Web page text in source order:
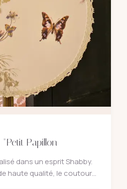
Papillon
dans un esprit Shabby.
haute qualité, le coutour